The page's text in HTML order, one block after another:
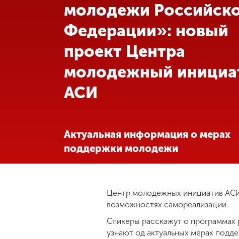
Обучение
Международная
деятельность
Другие виды
молодежи
Федерации»: новый
проект Центра
молодежный
АСИ
Актуальная информация о мерах
поддержки молодежи
Центр молодежных инициатив
возможностях самореализации.
Спикеры расскажут о программах
узнают од актуальных мерах